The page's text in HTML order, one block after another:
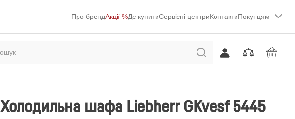
Про брендАкції %Де купитиСервісні центриКонтактиПокупцям
Холодильна шафа Liebherr GKvesf 5445